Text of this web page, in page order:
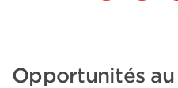
Opportunités